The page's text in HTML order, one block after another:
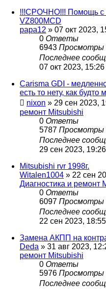
!!!СРОЧНО!!! Помощь с
VZ800MCD
papa12 » 07 окт 2023,
0 Ответы
6943 Просмотры
Последнее
07 окт 2023, 15:26
Carisma GDI -
есть то нету, как
nixon » 29 сен 2023,
ремонт Mitsubishi
0 Ответы
5787 Просмотры
Последнее
29 сен 2023, 19:26
Mitsubishi rvr 1998г.
Witalen1004 » 22 сен
Диагностика и ремонт
0 Ответы
6097 Просмотры
Последнее
22 сен 2023, 18:55
Замена АКПП на
Deda » 31 авг 2023,
ремонт Mitsubishi
0 Ответы
5976 Просмотры
Последнее